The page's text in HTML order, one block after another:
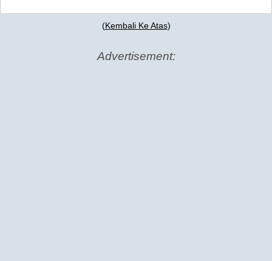
(Kembali Ke Atas)
Advertisement: